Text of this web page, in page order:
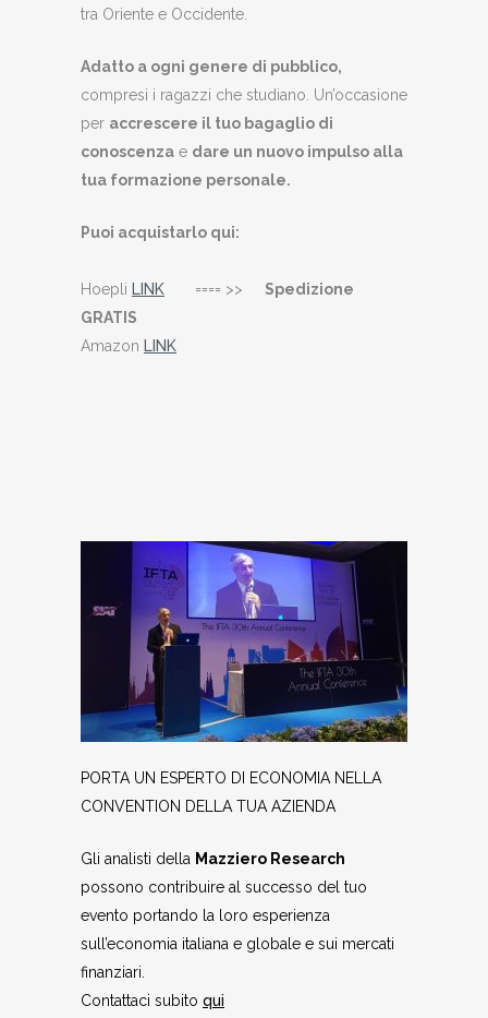
tra Oriente e Occidente.
Adatto a ogni genere di pubblico,
compresi i ragazzi che studiano. Un’occasione
per accrescere il tuo bagaglio di
conoscenza e dare un nuovo impulso alla
tua formazione personale.
Puoi acquistarlo qui:
Hoepli LINK ==== >> Spedizione
GRATIS
Amazon LINK
PORTA UN ESPERTO DI ECONOMIA NELLA
CONVENTION DELLA TUA AZIENDA
Gli analisti della Mazziero Research
possono contribuire al successo del tuo
evento portando la loro esperienza
sull’economia italiana e globale e sui mercati
finanziari.
Contattaci subito qui